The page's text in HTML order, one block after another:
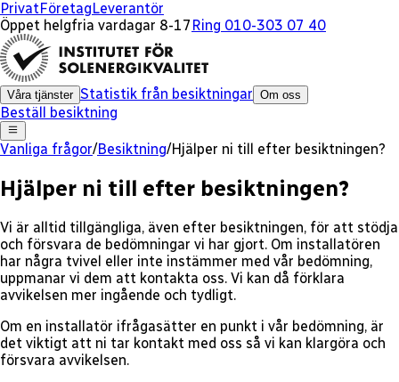
PrivatFöretagLeverantör
Öppet helgfria vardagar 8-17 Ring 010-303 07 40
Våra tjänster Statistik från besiktningar Om oss
Beställ besiktning
Vanliga frågor/Besiktning/Hjälper ni till efter besiktningen?
Hjälper ni till efter besiktningen?
Vi är alltid tillgängliga, även efter besiktningen, för att stödja
och försvara de bedömningar vi har gjort. Om installatören
har några tvivel eller inte instämmer med vår bedömning,
uppmanar vi dem att kontakta oss. Vi kan då förklara
avvikelsen mer ingående och tydligt.
Om en installatör ifrågasätter en punkt i vår bedömning, är
det viktigt att ni tar kontakt med oss så vi kan klargöra och
försvara avvikelsen.